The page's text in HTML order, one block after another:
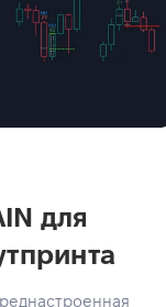
для